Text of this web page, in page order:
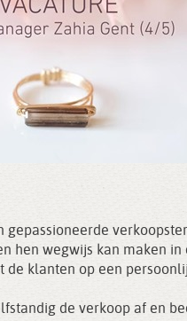
gepassioneerde
hen wegwijs kan maken
de klanten op een
de verkoop af en